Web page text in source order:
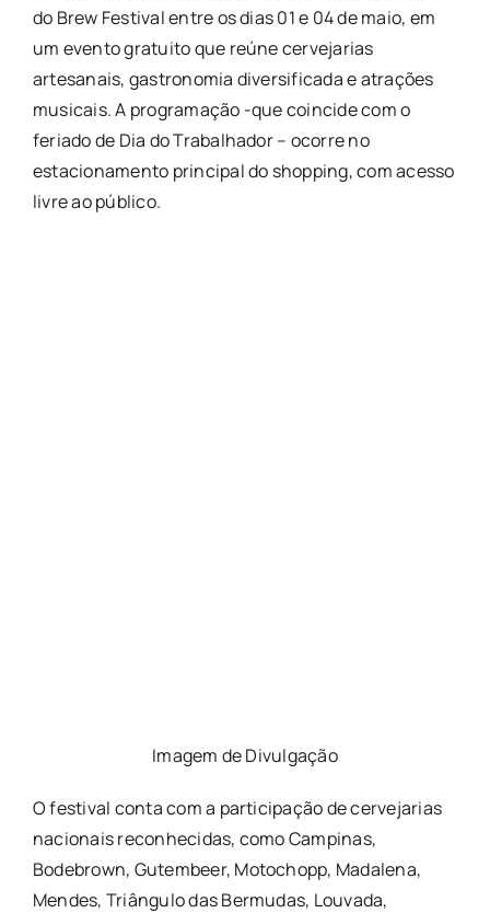
do Brew Festival entre os dias 01 e 04 de maio, em
um evento gratuito que reúne cervejarias
artesanais, gastronomia diversificada e atrações
musicais. A programação -que coincide com o
feriado de Dia do Trabalhador – ocorre no
estacionamento principal do shopping, com acesso
livre ao público.
Imagem de Divulgação
O festival conta com a participação de cervejarias
nacionais reconhecidas, como Campinas,
Bodebrown, Gutembeer, Motochopp, Madalena,
Mendes, Triângulo das Bermudas, Louvada,